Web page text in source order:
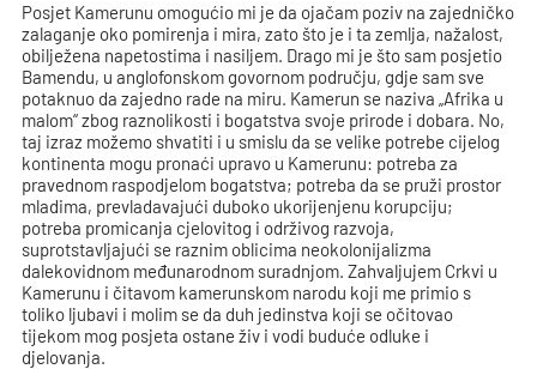
Posjet Kamerunu omogućio mi je da ojačam poziv na zajedničko
zalaganje oko pomirenja i mira, zato što je i ta zemlja, nažalost,
obilježena napetostima i nasiljem. Drago mi je što sam posjetio
Bamendu, u anglofonskom govornom području, gdje sam sve
potaknuo da zajedno rade na miru. Kamerun se naziva „Afrika u
malom“ zbog raznolikosti i bogatstva svoje prirode i dobara. No,
taj izraz možemo shvatiti i u smislu da se velike potrebe cijelog
kontinenta mogu pronaći upravo u Kamerunu: potreba za
pravednom raspodjelom bogatstva; potreba da se pruži prostor
mladima, prevladavajući duboko ukorijenjenu korupciju;
potreba promicanja cjelovitog i održivog razvoja,
suprotstavljajući se raznim oblicima neokolonijalizma
dalekovidnom međunarodnom suradnjom. Zahvaljujem Crkvi u
Kamerunu i čitavom kamerunskom narodu koji me primio s
toliko ljubavi i molim se da duh jedinstva koji se očitovao
tijekom mog posjeta ostane živ i vodi buduće odluke i
djelovanja.